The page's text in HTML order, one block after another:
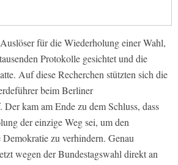
für die Wiederholung einer Wahl,
Protokolle gesichtet und die
Auf diese Recherchen stützten sich die
beim Berliner
Der kam am Ende zu dem Schluss, dass
der einzige Weg sei, um den
zu verhindern. Genau
wegen der Bundestagswahl direkt an